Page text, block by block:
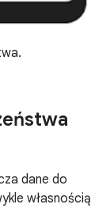
dane do
własnością